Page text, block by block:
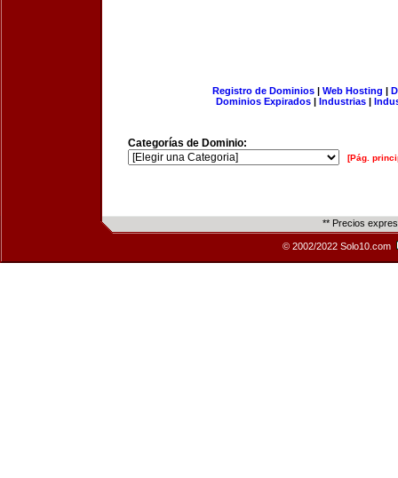
Registro de Dominios| Web Hosting |
Dominios Expirados | Industrias |
Categorías de Dominio:
[Pág.
** Precios
© 2002/2022 Solo10.com